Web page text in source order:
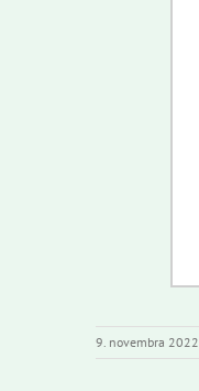
9. novembra 2022